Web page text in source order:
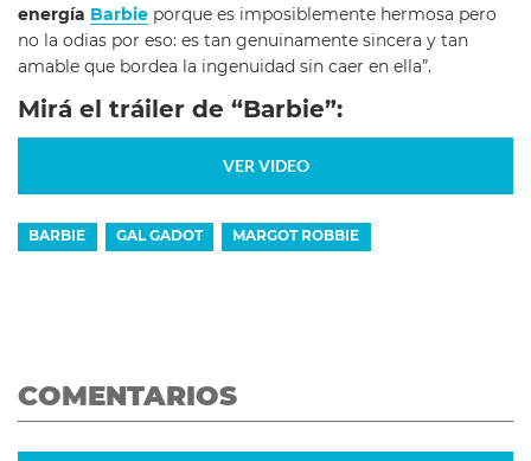
energía Barbie porque es imposiblemente hermosa pero
no la odias por eso: es tan genuinamente sincera y tan
amable que bordea la ingenuidad sin caer en ella”.
Mirá el tráiler de “Barbie”:
VER VIDEO
BARBIE GAL GADOT MARGOT ROBBIE
COMENTARIOS